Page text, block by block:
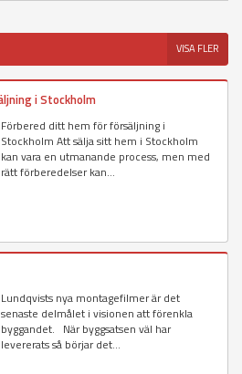
VISA FLER
i Stockholm
Förbered ditt hem för försäljning i
Stockholm Att sälja sitt hem i Stockholm
kan vara en utmanande process, men med
rätt förberedelser kan...
Lundqvists nya montagefilmer är det
senaste delmålet i visionen att förenkla
byggandet. När byggsatsen väl har
levererats så börjar det...